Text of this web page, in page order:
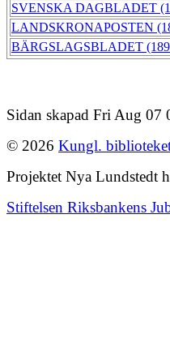
SVENSKA DAGBLADET
LANDSKRONAPOSTEN
BÄRGSLAGSBLADET
Sidan skapad Fri Aug 07
© 2026 Kungl.
Projektet Nya Lundstedt
Stiftelsen Riksbankens